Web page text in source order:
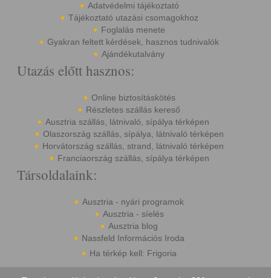
Adatvédelmi tájékoztató
Tájékoztató utazási csomagokhoz
Foglalás menete
Gyakran feltett kérdések, hasznos tudnivalók
Ajándékutalvány
Utazás előtt hasznos:
Online biztosításkötés
Részletes szállás kereső
Ausztria szállás, látnivaló, sípálya térképen
Olaszország szállás, sípálya, látnivaló térképen
Horvátország szállás, strand, látnivaló térképen
Franciaország szállás, sípálya térképen
Társoldalaink:
Ausztria - nyári programok
Ausztria - síelés
Ausztria blog
Nassfeld Információs Iroda
Ha térkép kell: Frigoria